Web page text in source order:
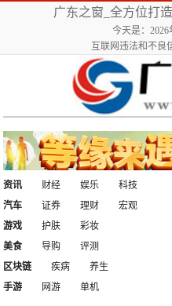
广东之窗_全方位打
今天是：
互联网违法和不良
资讯 财经 娱乐
科技
汽车
证券 理财 宏观
游戏
护肤
彩妆
美食
导购 评测
区块链
疾病
养生
手游
网游 单机